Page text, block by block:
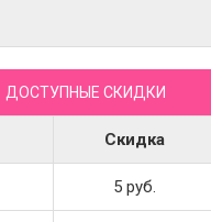
ДОСТУПНЫЕ СКИДКИ
Скидка
5 руб.